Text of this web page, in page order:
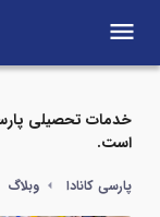
menu
خدمات تحصیلی
است.
پارسی کانادا وبلاگ